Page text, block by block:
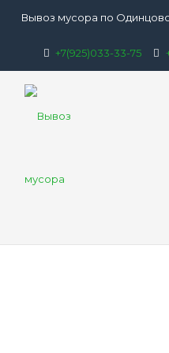
Вывоз мусора по
+7(925)033-33-75